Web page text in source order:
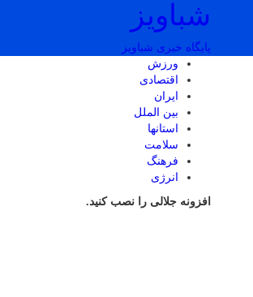
شباویز
پایگاه خبری شباویز
ورزش
اقتصادی
ایران
بین الملل
استانها
سلامت
فرهنگ
انرژی
افزونه جلالی را نصب کنید.